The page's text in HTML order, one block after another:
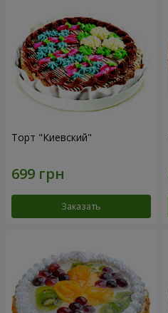
Торт "Киевский"
Заказать